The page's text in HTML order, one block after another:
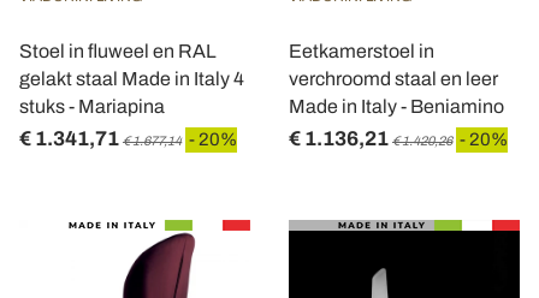
Stoel in fluweel en RAL
gelakt staal Made in Italy 4
stuks - Mariapina
€ 1.341,71 € 1.677,14 - 20%
Eetkamerstoel in
verchroomd staal en leer
Made in Italy - Beniamino
€ 1.136,21 € 1.420,26 - 20%